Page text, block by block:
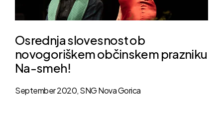
Osrednja slovesnost ob
novogoriškem občinskem prazniku
Na-smeh!
September 2020, SNG Nova Gorica